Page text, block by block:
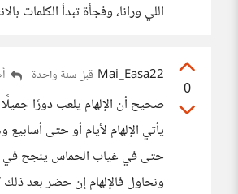
اللي ورانا، وفجأة تبدأ الكلمات
0
Mai_Easa22 قبل سنة واحدة
صحيح أن الإلهام يلعب دورًا جميلًا
يأتي الإلهام لأيام أو حتى
حتى في غياب الحماس ينجح في
ونحاول فالإلهام إن حضر بعد